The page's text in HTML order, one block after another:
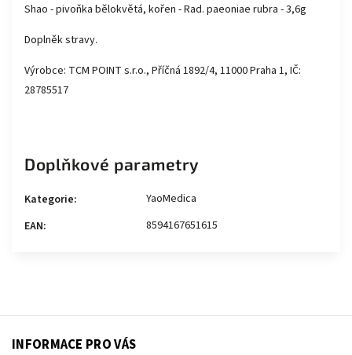
Shao - pivoňka bělokvětá, kořen - Rad. paeoniae rubra - 3,6g
Doplněk stravy.
Výrobce: TCM POINT s.r.o., Příčná 1892/4, 11000 Praha 1, IČ:
28785517
Doplňkové parametry
Kategorie:
YaoMedica
EAN: 8594167651615
INFORMACE PRO VÁS